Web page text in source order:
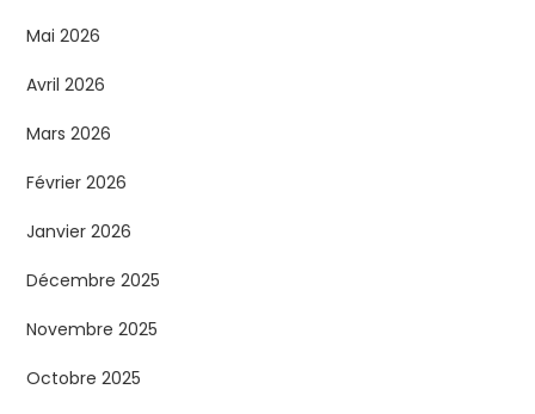
Mai 2026
Avril 2026
Mars 2026
Février 2026
Janvier 2026
Décembre 2025
Novembre 2025
Octobre 2025